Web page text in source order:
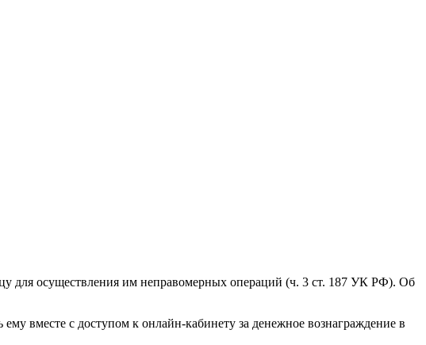
для осуществления им неправомерных операций (ч. 3 ст. 187 УК РФ). Об
вместе с доступом к онлайн-кабинету за денежное вознаграждение в